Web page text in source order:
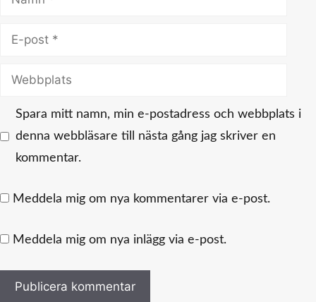
Webbplats
Spara mitt namn, min e-postadress och webbplats i
denna webbläsare till nästa gång jag skriver en
kommentar.
Meddela mig om nya kommentarer via e-post.
Meddela mig om nya inlägg via e-post.